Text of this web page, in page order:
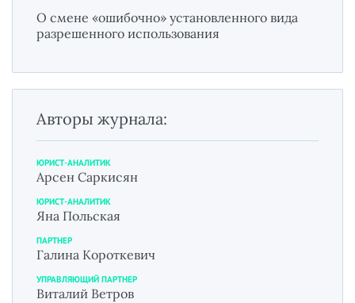
О смене «ошибочно» установленного вида
разрешенного использования
Авторы журнала:
ЮРИСТ-АНАЛИТИК
Арсен Саркисян
ЮРИСТ-АНАЛИТИК
Яна Польская
ПАРТНЕР
Галина Короткевич
УПРАВЛЯЮЩИЙ ПАРТНЕР
Виталий Ветров